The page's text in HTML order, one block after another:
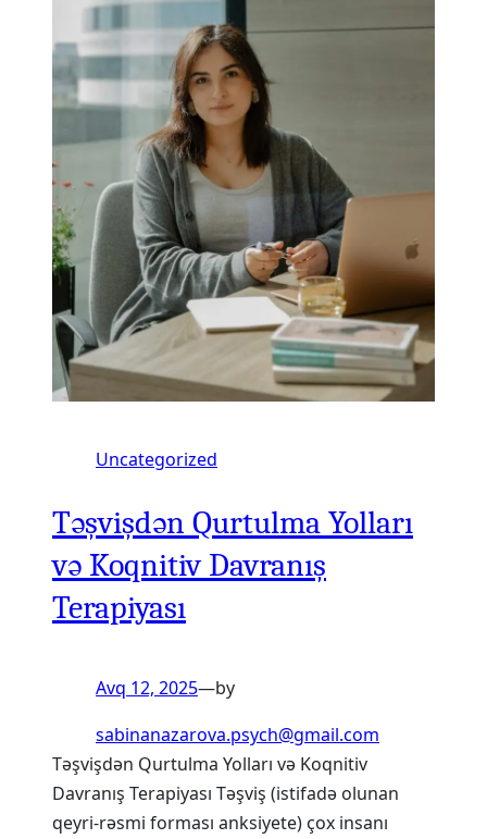
Uncategorized
Təşvişdən Qurtulma Yolları
və Koqnitiv Davranış
Terapiyası
Avq 12, 2025—by
sabinanazarova.psych@gmail.com
Təşvişdən Qurtulma Yolları və Koqnitiv
Davranış Terapiyası Təşviş (istifadə olunan
qeyri-rəsmi forması anksiyete) çox insanı